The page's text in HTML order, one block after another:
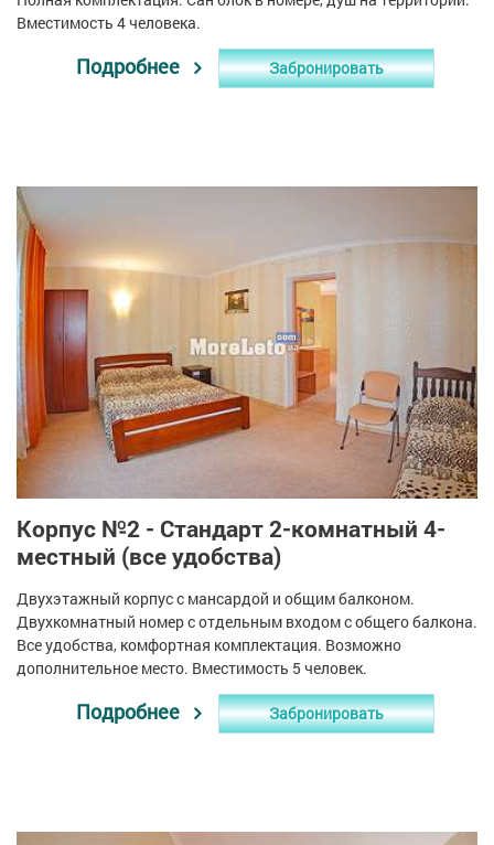
Вместимость 4 человека.
Подробнее Забронировать
Корпус №2 - Стандарт 2-комнатный 4-
местный (все удобства)
Двухэтажный корпус с мансардой и общим балконом.
Двухкомнатный номер с отдельным входом с общего балкона.
Все удобства, комфортная комплектация. Возможно
дополнительное место. Вместимость 5 человек.
Подробнее Забронировать